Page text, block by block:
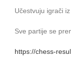
Učestvuju igrači
Sve partije se
https://chess-